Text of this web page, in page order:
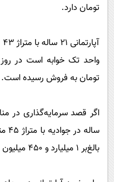
تومان دارد.
تومان به فروش رسیده است.
بالغ‌بر ۱ میلیارد و ۴۵۰ میلیون تومان خریداری کنید.